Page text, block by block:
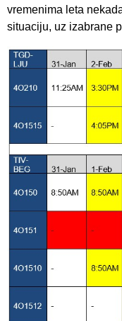
vremenima leta
situaciju, uz izabrane